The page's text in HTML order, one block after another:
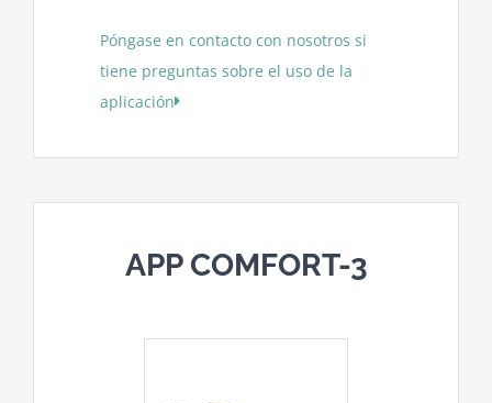
Póngase en contacto con nosotros si
tiene preguntas sobre el uso de la
aplicación
APP COMFORT-3